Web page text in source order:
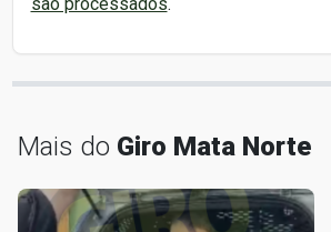
Mais do Giro Mata Norte